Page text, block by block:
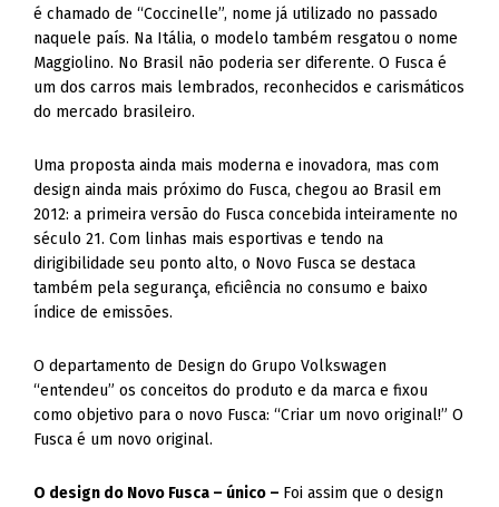
é chamado de “Coccinelle”, nome já utilizado no passado
naquele país. Na Itália, o modelo também resgatou o nome
Maggiolino. No Brasil não poderia ser diferente. O Fusca é
um dos carros mais lembrados, reconhecidos e carismáticos
do mercado brasileiro.
Uma proposta ainda mais moderna e inovadora, mas com
design ainda mais próximo do Fusca, chegou ao Brasil em
2012: a primeira versão do Fusca concebida inteiramente no
século 21. Com linhas mais esportivas e tendo na
dirigibilidade seu ponto alto, o Novo Fusca se destaca
também pela segurança, eficiência no consumo e baixo
índice de emissões.
O departamento de Design do Grupo Volkswagen
“entendeu” os conceitos do produto e da marca e fixou
como objetivo para o novo Fusca: “Criar um novo original!” O
Fusca é um novo original.
O design do Novo Fusca – único – Foi assim que o design